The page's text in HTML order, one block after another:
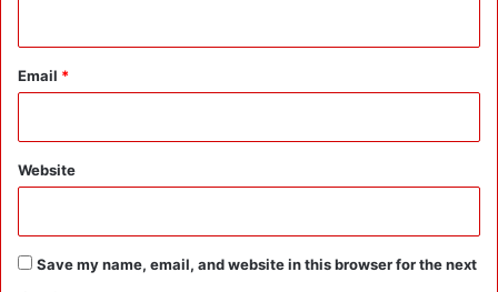
Email *
Website
Save my name, email, and website in this browser for the next